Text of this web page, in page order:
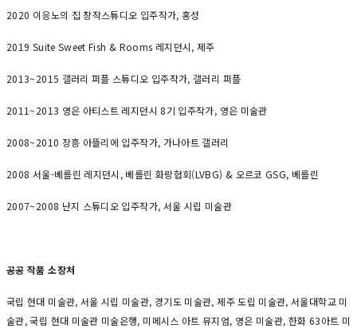
2020 이응노의 집 창작스튜디오 입주작가, 홍성
2019 Suite Sweet Fish & Rooms 레지던시, 제주
2013~2015 갤러리 퍼플 스튜디오 입주작가, 갤러리 퍼플
2011~2013 영은 아티스트 레지던시 8기 입주작가, 영은 미술관
2008~2010 장흥 아뜰리에 입주작가, 가나아트 갤러리
2008 서울-베를린 레지던시, 베를린 화랑협회(LVBG) & 오르코 GSG, 베를린
2007~2008 난지 스튜디오 입주작가, 서울 시립 미술관
공공 작품 소장처
국립 현대 미술관, 서울 시립 미술관, 경기도 미술관, 제주 도립 미술관, 서울대학교 미
술관, 국립 현대 미술관 미술은행, 미메시스 아트 뮤지엄, 영은 미술관, 한화 63아트 미